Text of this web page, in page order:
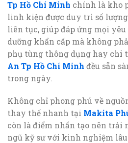
Tp Hồ Chí Minh chính là kho
linh kiện được duy trì số
liên tục, giúp đáp ứng mọi yêu
dưỡng khẩn cấp mà không
phụ tùng thông dụng hay chi
An Tp Hồ Chí Minh đều sẵn
trong ngày.
Không chỉ phong phú về
thay thế nhanh tại Makita
còn là điểm nhấn tạo nên trải
ngũ kỹ sư với kinh nghiệm